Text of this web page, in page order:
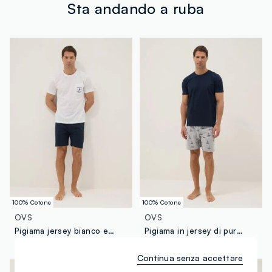
Clicca qui per vedere i dettagli
Fornitore di prodotto finito
ENTICE GARMENS
MADE IN INDIA
Sta andando a ruba
100% Cotone
OVS
Pigiama jersey bianco e blu in puro cotone organico regular fit
100% Cotone
OVS
Pigiama in jersey di puro cotone organico biologico multicolor regular fit con stampe
Continua senza accettare